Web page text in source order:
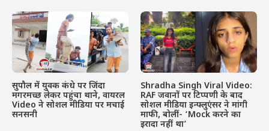
सुपौल में युवक कंधे पर जिंदा
मगरमच्छ लेकर पहुंचा थाने, वायरल
Video ने सोशल मीडिया पर मचाई
सनसनी
Shradha Singh Viral Video:
RAF जवानों पर टिप्पणी के बाद
सोशल मीडिया इन्फ्लुएंसर ने मांगी
माफी, बोलीं- ‘Mock करने का
इरादा नहीं था’